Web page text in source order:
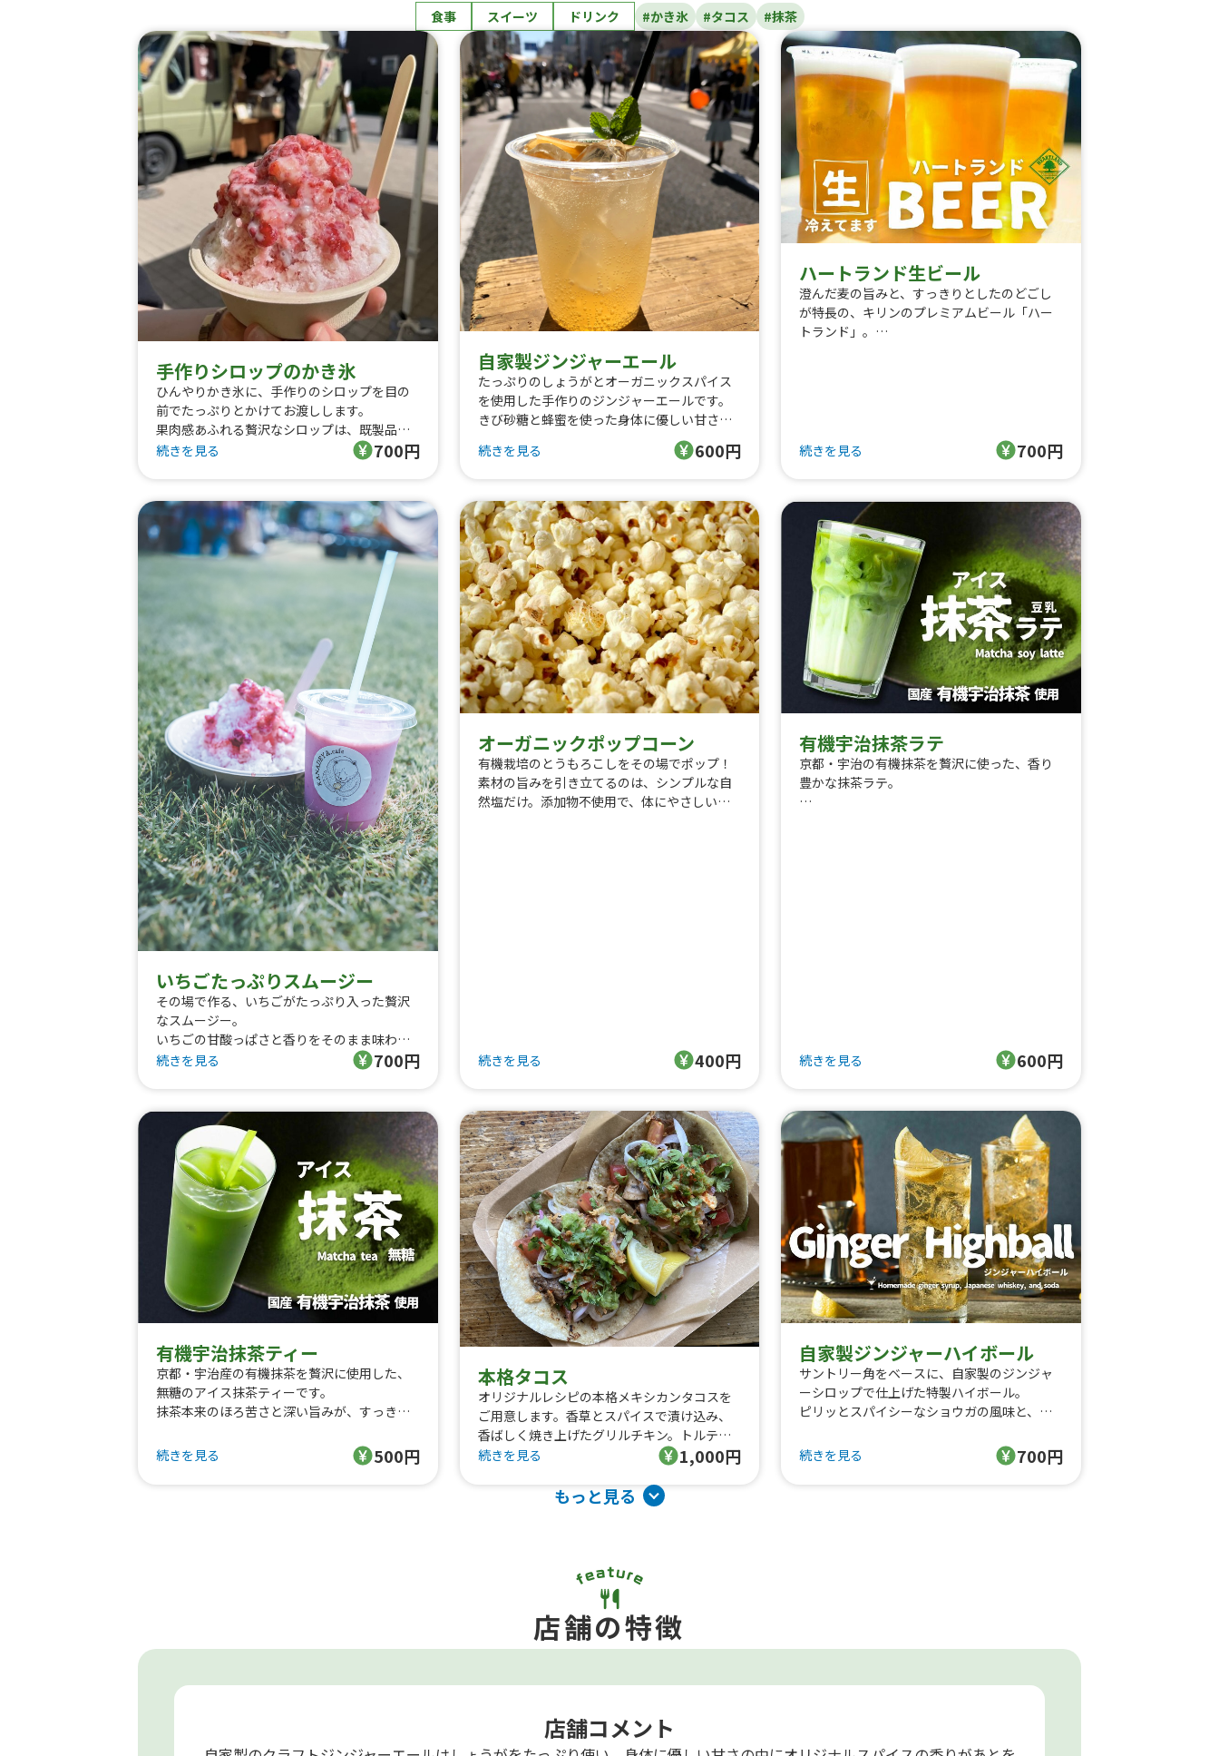
食事 スイーツ ドリンク #かき氷 #タコス #抹茶
手作りシロップのかき氷
ひんやりかき氷に、手作りのシロップを目の
前でたっぷりとかけてお渡しします。
果肉感あふれる贅沢なシロップは、既製品に
はない自然な甘みと香りが自慢です。
なみずみずしい酸味と、濃厚ないちごの香り
が口いっぱいに広がる一杯。
そのほか、香り高い有機宇治抹茶のかき氷も
ご用意しています。
大人にも人気の、ちょっと贅沢な夏のごほう
続きを見る 700円
自家製ジンジャーエール
たっぷりのしょうがとオーガニックスパイス
を使用した手作りのジンジャーエールです。
きび砂糖と蜂蜜を使った身体に優しい甘さに
仕上げています。甘口なのでお子様にも召し
上がっていただけます。15年以上ご提供し続
続きを見る 600円
ハートランド生ビール
澄んだ麦の旨みと、すっきりとしたのどごし
が特長の、キリンのプレミアムビール「ハー
トランド」。
方にも飲みやすいまろやかさ。
麦芽100％とホップ100%、副原料なしの非加
をお楽しみください。
続きを見る 700円
いちごたっぷりスムージー
その場で作る、いちごがたっぷり入った贅沢
なスムージー。
いちごの甘酸っぱさと香りをそのまま味わえ
る、ひんやりごほうびドリンクです。
気になる方にも安心。
お子様にも大人気の、やさしい味わいです。
続きを見る 700円
オーガニックポップコーン
有機栽培のとうもろこしをその場でポップ！
素材の旨みを引き立てるのは、シンプルな自
然塩だけ。添加物不使用で、体にやさしい味
続きを見る 400円
有機宇治抹茶ラテ
京都・宇治の有機抹茶を贅沢に使った、香り
豊かな抹茶ラテ。
続きを見る 600円
有機宇治抹茶ティー
京都・宇治産の有機抹茶を贅沢に使用した、
無糖のアイス抹茶ティーです。
抹茶本来のほろ苦さと深い旨みが、すっきり
甘さを加えていないので、食事にも合わせや
続きを見る 500円
本格タコス
オリジナルレシピの本格メキシカンタコスを
ご用意します。香草とスパイスで漬け込み、
香ばしく焼き上げたグリルチキン。トルティ
ーヤはとうもろこし粉100%でグルテンフリー
の本格派。フレッシュなお野菜もトッピング
します。こだわりのタコスにかぶりついてく
続きを見る 1,000円
自家製ジンジャーハイボール
サントリー角をベースに、自家製のジンジャ
ーシロップで仕上げた特製ハイボール。
ピリッとスパイシーなショウガの風味と、角
チ。
続きを見る
700円
もっと見る
店舗の特徴
店舗コメント